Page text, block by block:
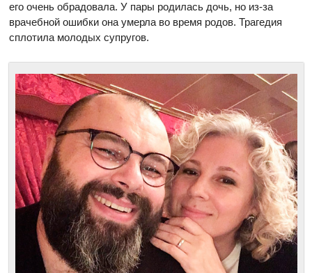
его очень обрадовала. У пары родилась дочь, но из-за
врачебной ошибки она умерла во время родов. Трагедия
сплотила молодых супругов.